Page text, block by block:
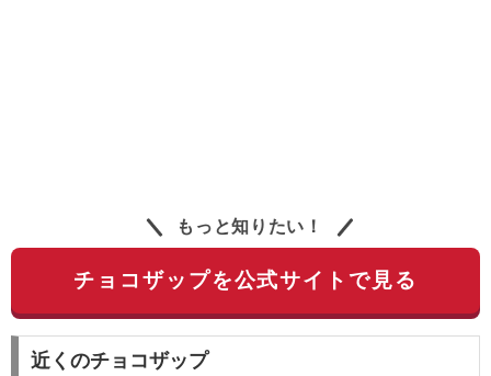
もっと知りたい！
チョコザップを公式サイトで見る
近くのチョコザップ